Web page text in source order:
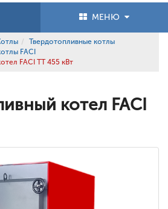
МЕНЮ
Твердотопливные котлы
FACI
FACI TT 455 кВт
котел FACI